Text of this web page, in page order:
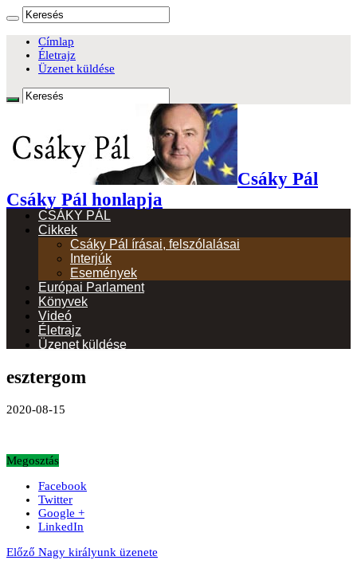
Címlap
Életrajz
Üzenet küldése
Csáky Pál
Csáky Pál honlapja
CSÁKY PÁL
Cikkek
Csáky Pál írásai, felszólalásai
Interjúk
Események
Európai Parlament
Könyvek
Videó
Életrajz
Üzenet küldése
esztergom
2020-08-15
Megosztás
Facebook
Twitter
Google +
LinkedIn
Előző Nagy királyunk üzenete